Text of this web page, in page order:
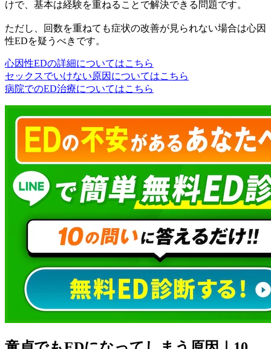
けで、基本は経験を重ねることで解決できる問題です。
ただし、回数を重ねても症状の改善が見られない場合は心因
性EDを疑うべきです。
心因性EDの詳細についてはこちら
セックスでいけない原因についてはこちら
病院でのED治療についてはこちら